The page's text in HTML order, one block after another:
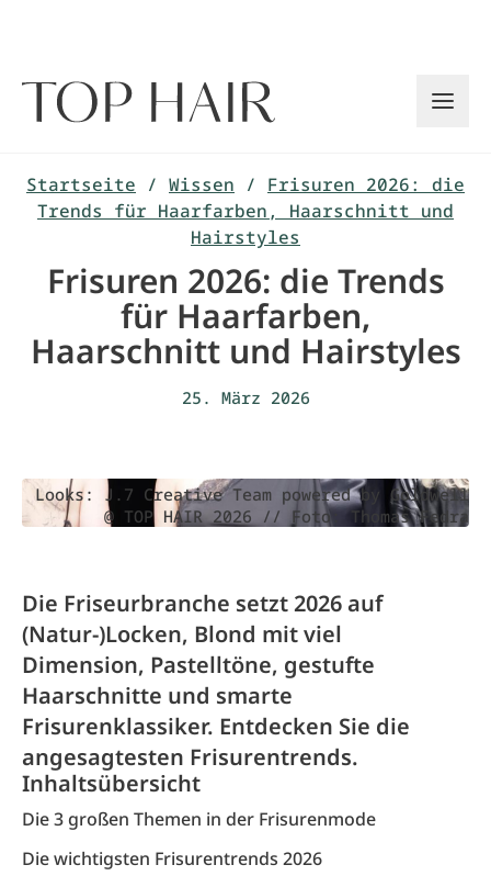
Startseite / Wissen / Frisuren 2026: die
Trends für Haarfarben, Haarschnitt und
Hairstyles
Frisuren 2026: die Trends
für Haarfarben,
Haarschnitt und Hairstyles
25. März 2026
Looks: J.7 Creative Team powered by Goldwell
@ TOP HAIR 2026 // Foto: Thomas Fedra
Die Friseurbranche setzt 2026 auf
(Natur-)Locken, Blond mit viel
Dimension, Pastelltöne, gestufte
Haarschnitte und smarte
Frisurenklassiker. Entdecken Sie die
angesagtesten Frisurentrends.
Inhaltsübersicht
Die 3 großen Themen in der Frisurenmode
Die wichtigsten Frisurentrends 2026